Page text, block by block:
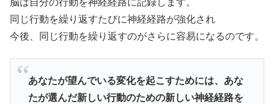
同じ行動を繰り返すたびに神経経路が強化され
今後、同じ行動を繰り返すのがさらに容易になるのです。
あなたが望んでいる変化を起こすためには、あな
たが選んだ新しい行動のための新しい神経経路を